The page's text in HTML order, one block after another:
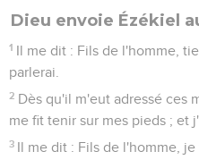
Dieu envoie Ézékiel
1 Il me dit : Fils de l'homme,
parlerai.
2 Dès qu'il m'eut adressé ces
me fit tenir sur mes pieds ; et
3 Il me dit : Fils de l'homme,